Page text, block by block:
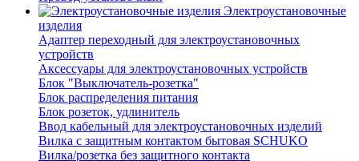
Электроустановочные
изделия
Адаптер переходный для электроустановочных
устройств
Аксессуары для электроустановочных устройств
Блок "Выключатель-розетка"
Блок распределения питания
Блок розеток, удлинитель
Ввод кабельный для электроустановочных изделий
Вилка с защитным контактом бытовая SCHUKO
Вилка/розетка без защитного контакта